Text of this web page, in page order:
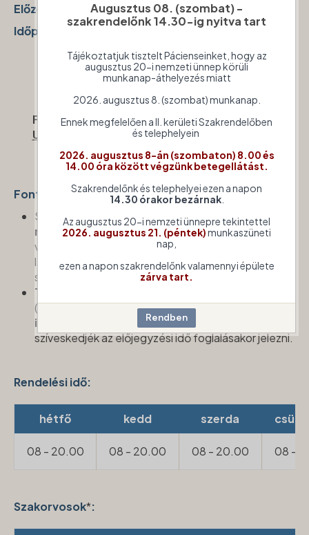
Előzetes időpont foglalás:szükséges
Időpont egyeztetés módja:
Telefon:+36 (1) 488 7522
Az ellátás beutalóköteles.
Felhívjuk Pácienseink szíves figyelmét, hogy
Ultrahang beutalóval NE Röntgen időpontot
kérjenek.
Fontos információk időpont foglaláshoz:
Szakrendelésünkön emlő ultrahang vizsgálatot
nem végzünk. Amennyiben emlő ulltrahang
vizsgálatra kíván időpontot foglalni, kérjük,
látogasson elMammográfia - emlő ultrahang
szakrendelésünk oldalára.
Több testtájék egyidejű ultrahangvizsgálata
(UH) esetén a régiók számának megfelelő,több
időpontot szükséges foglalni
szíveskedjék az előjegyzési idő foglalásakor jelezni.
Rendelési idő:
hétfő kedd szerda
08 - 20.00 08 - 20.00 08 - 20.00 08 -
Szakorvosok*:
Augusztus 08. (szombat) -
szakrendelőnk 14.30-ig nyitva tart
Tájékoztatjuk tisztelt Pácienseinket, hogy az
augusztus 20-i nemzeti ünnep körüli
munkanap-áthelyezés miatt
2026. augusztus 8. (szombat) munkanap.
Ennek megfelelően a II. kerületi Szakrendelőben
és telephelyein
2026. augusztus 8-án (szombaton) 8.00 és
14.00 óra között végzünk betegellátást.
Szakrendelőnk és telephelyei ezen a napon
14.30 órakor bezárnak.
Az augusztus 20-i nemzeti ünnepre tekintettel
2026. augusztus 21. (péntek)munkaszüneti
nap,
ezen a napon szakrendelőnk valamennyi épülete
zárva tart.